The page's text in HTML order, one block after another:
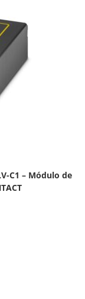
C1 – Módulo de